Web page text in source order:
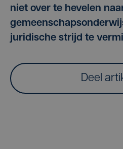
niet over te hevelen
juridische strijd te
Deel